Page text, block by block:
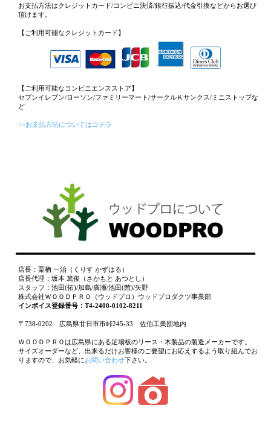
お支払方法はクレジットカード/コンビニ決済/銀行振込/代金引換などからお選び
頂けます。
【ご利用可能なクレジットカード】
【ご利用可能なコンビニエンスストア】
セブンイレブン/ローソン/ファミリーマート/サークルＫサンクス/ミニストップな
ど
>>お支払方法についてはコチラ
店長：栗栖 一治（くりす かずはる）
店長代理：坂本 篤俊（さかもと あつとし）
スタッフ：池田(拓)/加島/廣瀬/池田(茜)/矢野
株式会社ＷＯＯＤＰＲＯ（ウッドプロ）ウッドプロダクツ事業部
インボイス登録番号：T4-2400-0102-8211
〒738-0202 広島県廿日市市峠245-33 佐伯工業団地内
ＷＯＯＤＰＲＯは広島県にある足場板のリース・木製品の製造メーカーです。
サイズオーダーなど、出来るだけお客様のご要望にお応えするよう取り組んでお
りますので、お気軽にお問い合わせ下さい。